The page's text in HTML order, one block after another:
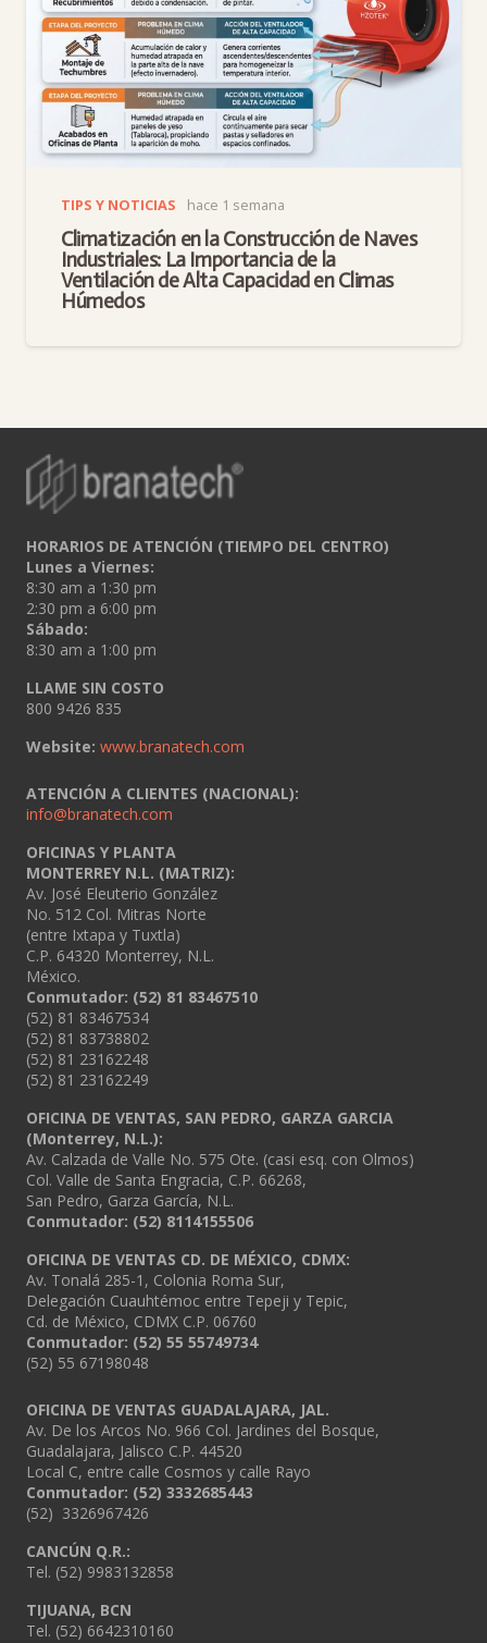
TIPS Y NOTICIAS hace 1 semana
Climatización en la Construcción de Naves
Industriales: La Importancia de la
Ventilación de Alta Capacidad en Climas
Húmedos
HORARIOS DE ATENCIÓN (TIEMPO DEL CENTRO)
Lunes a Viernes:
8:30 am a 1:30 pm
2:30 pm a 6:00 pm
Sábado:
8:30 am a 1:00 pm
LLAME SIN COSTO
800 9426 835
Website: www.branatech.com
ATENCIÓN A CLIENTES (NACIONAL):
info@branatech.com
OFICINAS Y PLANTA
MONTERREY N.L. (MATRIZ):
Av. José Eleuterio González
No. 512 Col. Mitras Norte
(entre Ixtapa y Tuxtla)
C.P. 64320 Monterrey, N.L.
México.
Conmutador: (52) 81 83467510
(52) 81 83467534
(52) 81 83738802
(52) 81 23162248
(52) 81 23162249
OFICINA DE VENTAS, SAN PEDRO, GARZA GARCIA
(Monterrey, N.L.):
Av. Calzada de Valle No. 575 Ote. (casi esq. con Olmos)
Col. Valle de Santa Engracia, C.P. 66268,
San Pedro, Garza García, N.L.
Conmutador: (52) 8114155506
OFICINA DE VENTAS CD. DE MÉXICO, CDMX:
Av. Tonalá 285-1, Colonia Roma Sur,
Delegación Cuauhtémoc entre Tepeji y Tepic,
Cd. de México, CDMX C.P. 06760
Conmutador: (52) 55 55749734
(52) 55 67198048
OFICINA DE VENTAS GUADALAJARA, JAL.
Av. De los Arcos No. 966 Col. Jardines del Bosque,
Guadalajara, Jalisco C.P. 44520
Local C, entre calle Cosmos y calle Rayo
Conmutador: (52) 3332685443
(52) 3326967426
CANCÚN Q.R.:
Tel. (52) 9983132858
TIJUANA, BCN
Tel. (52) 6642310160